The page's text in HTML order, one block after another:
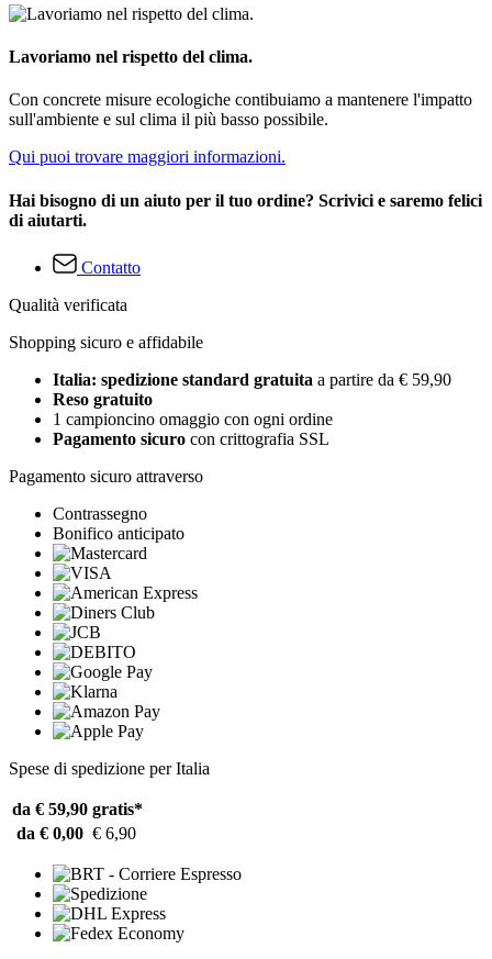
Lavoriamo nel rispetto del clima.
Con concrete misure ecologiche contibuiamo a mantenere l'impatto
sull'ambiente e sul clima il più basso possibile.
Qui puoi trovare maggiori informazioni.
Hai bisogno di un aiuto per il tuo ordine? Scrivici e saremo felici
di aiutarti.
Contatto
Qualità verificata
Shopping sicuro e affidabile
Italia: spedizione standard gratuita a partire da € 59,90
Reso gratuito
1 campioncino omaggio con ogni ordine
Pagamento sicuro con crittografia SSL
Pagamento sicuro attraverso
Contrassegno
Bonifico anticipato
Spese di spedizione per Italia
da € 59,90 gratis*
da € 0,00 € 6,90